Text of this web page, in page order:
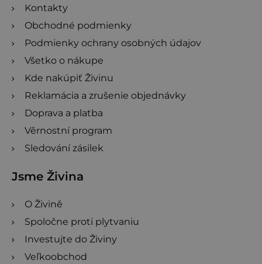
Kontakty
Obchodné podmienky
Podmienky ochrany osobných údajov
Všetko o nákupe
Kde nakúpiť Živinu
Reklamácia a zrušenie objednávky
Doprava a platba
Věrnostní program
Sledování zásilek
Jsme Živina
O Živině
Spoločne proti plytvaniu
Investujte do Živiny
Veľkoobchod